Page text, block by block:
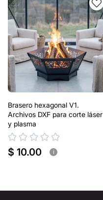
Brasero hexagonal V1.
Archivos DXF para corte láser
y plasma
$ 10.00 i